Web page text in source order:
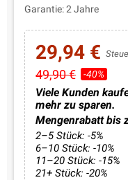
Garantie: 2 Jahre
29,94 €
49,90 € -40%
Viele Kunden
mehr zu sparen.
Mengenrabatt bis
2–5 Stück: -5%
6–10 Stück: -10%
11–20 Stück: -15%
21+ Stück: -20%